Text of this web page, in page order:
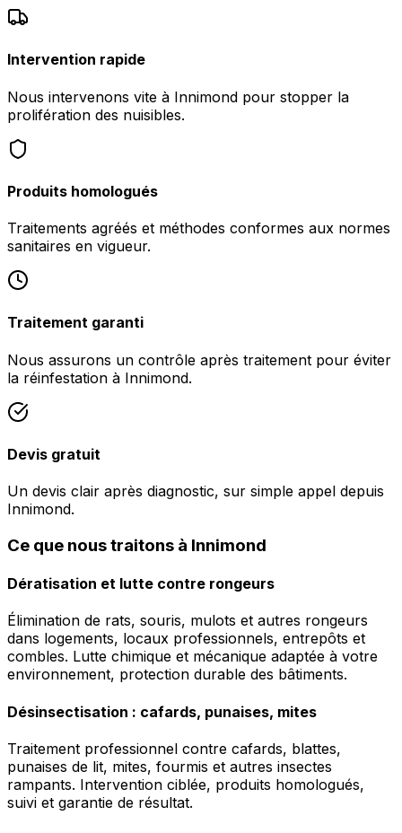
Intervention rapide
Nous intervenons vite à Innimond pour stopper la
prolifération des nuisibles.
Produits homologués
Traitements agréés et méthodes conformes aux normes
sanitaires en vigueur.
Traitement garanti
Nous assurons un contrôle après traitement pour éviter
la réinfestation à Innimond.
Devis gratuit
Un devis clair après diagnostic, sur simple appel depuis
Innimond.
Ce que nous traitons à Innimond
Dératisation et lutte contre rongeurs
Élimination de rats, souris, mulots et autres rongeurs
dans logements, locaux professionnels, entrepôts et
combles. Lutte chimique et mécanique adaptée à votre
environnement, protection durable des bâtiments.
Désinsectisation : cafards, punaises, mites
Traitement professionnel contre cafards, blattes,
punaises de lit, mites, fourmis et autres insectes
rampants. Intervention ciblée, produits homologués,
suivi et garantie de résultat.